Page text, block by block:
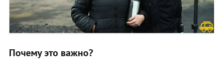
Почему это важно?